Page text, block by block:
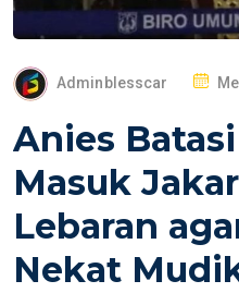
Adminblesscar
P
S
E
D
Anies
Masuk
Lebaran
Nekat